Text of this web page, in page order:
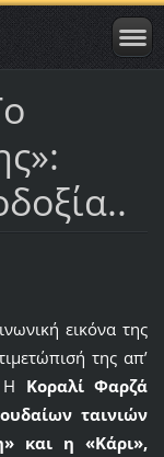
εικόνα της
της απ’
Η Κοραλί Φαρζά
ταινιών
» και η «Κάρι»,